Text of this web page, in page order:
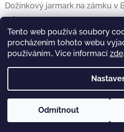
Tento web používá soubory
procházením tohoto webu
používáním.. Více informací zde.
Odmítnout
Dožínkový jarmark na zámku v
29.8.2022
Jak jsem byla s ReTaškou v ČT
10.4.2021